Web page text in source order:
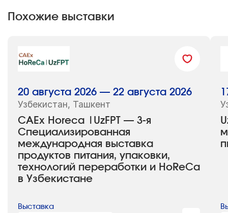
Похожие выставки
CAEx Horeca |UzFPT — 3-я
Cпециализированная
международная выставка
продуктов питания, упаковки,
технологий переработки и HoReCa
в Узбекистане
20 августа 2026 — 22 августа 2026
Узбекистан, Ташкент
Выставка